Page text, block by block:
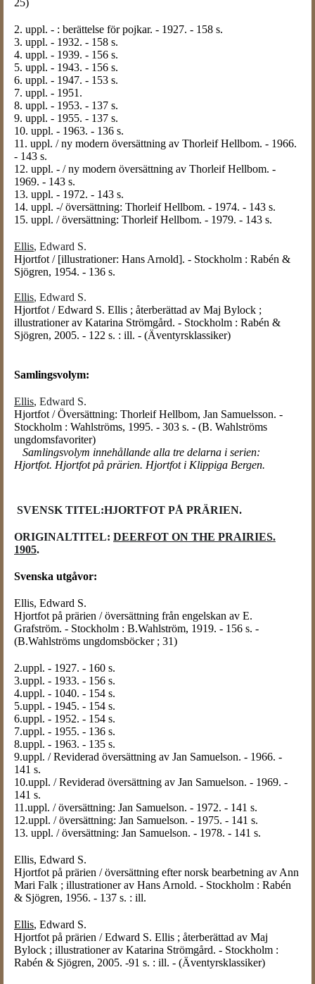
25)
2. uppl. - : berättelse för pojkar. - 1927. - 158 s.
3. uppl. - 1932. - 158 s.
4. uppl. - 1939. - 156 s.
5. uppl. - 1943. - 156 s.
6. uppl. - 1947. - 153 s.
7. uppl. - 1951.
8. uppl. - 1953. - 137 s.
9. uppl. - 1955. - 137 s.
10. uppl. - 1963. - 136 s.
11. uppl. / ny modern översättning av Thorleif Hellbom. - 1966.
- 143 s.
12. uppl. - / ny modern översättning av Thorleif Hellbom. -
1969. - 143 s.
13. uppl. - 1972. - 143 s.
14. uppl. -/ översättning: Thorleif Hellbom. - 1974. - 143 s.
15. uppl. / översättning: Thorleif Hellbom. - 1979. - 143 s.
Ellis, Edward S.
Hjortfot / [illustrationer: Hans Arnold]. - Stockholm : Rabén &
Sjögren, 1954. - 136 s.
Ellis, Edward S.
Hjortfot / Edward S. Ellis ; återberättad av Maj Bylock ;
illustrationer av Katarina Strömgård. - Stockholm : Rabén &
Sjögren, 2005. - 122 s. : ill. - (Äventyrsklassiker)
Samlingsvolym:
Ellis, Edward S.
Hjortfot / Översättning: Thorleif Hellbom, Jan Samuelsson. -
Stockholm : Wahlströms, 1995. - 303 s. - (B. Wahlströms
ungdomsfavoriter)
Samlingsvolym innehållande alla tre delarna i serien:
Hjortfot. Hjortfot på prärien. Hjortfot i Klippiga Bergen.
SVENSK TITEL:HJORTFOT PÅ PRÄRIEN.
ORIGINALTITEL: DEERFOT ON THE PRAIRIES.
1905.
Svenska utgåvor:
Ellis, Edward S.
Hjortfot på prärien / översättning från engelskan av E.
Grafström. - Stockholm : B.Wahlström, 1919. - 156 s. -
(B.Wahlströms ungdomsböcker ; 31)
2.uppl. - 1927. - 160 s.
3.uppl. - 1933. - 156 s.
4.uppl. - 1040. - 154 s.
5.uppl. - 1945. - 154 s.
6.uppl. - 1952. - 154 s.
7.uppl. - 1955. - 136 s.
8.uppl. - 1963. - 135 s.
9.uppl. / Reviderad översättning av Jan Samuelson. - 1966. -
141 s.
10.uppl. / Reviderad översättning av Jan Samuelson. - 1969. -
141 s.
11.uppl. / översättning: Jan Samuelson. - 1972. - 141 s.
12.uppl. / översättning: Jan Samuelson. - 1975. - 141 s.
13. uppl. / översättning: Jan Samuelson. - 1978. - 141 s.
Ellis, Edward S.
Hjortfot på prärien / översättning efter norsk bearbetning av Ann
Mari Falk ; illustrationer av Hans Arnold. - Stockholm : Rabén
& Sjögren, 1956. - 137 s. : ill.
Ellis, Edward S.
Hjortfot på prärien / Edward S. Ellis ; återberättad av Maj
Bylock ; illustrationer av Katarina Strömgård. - Stockholm :
Rabén & Sjögren, 2005. -91 s. : ill. - (Äventyrsklassiker)